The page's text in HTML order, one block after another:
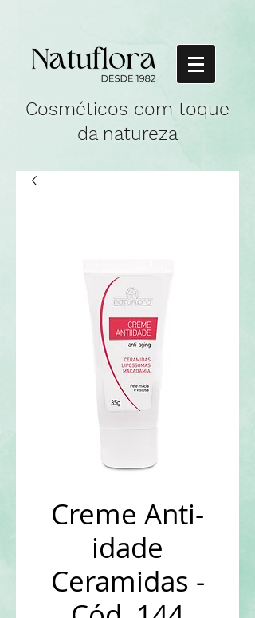
Cosméticos com toque
da natureza
Creme Anti-
idade
Ceramidas -